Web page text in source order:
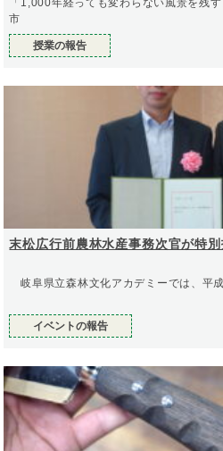
「1,000年経っても変わらない風景を残
市
授業の報告
末松広行前農林水産事務次官が特
岐阜県立森林文化アカデミーでは、平
イベントの報告